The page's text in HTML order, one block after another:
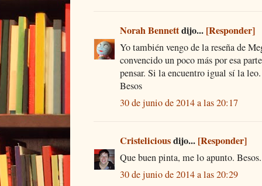
Norah Bennettdijo... [Responder]
Yo también vengo de la reseña de
convencido un poco más por esa
pensar. Si la encuentro igual sí la leo.
Besos
30 de junio de 2014 a las 20:17
Cristeliciousdijo... [Responder]
Que buen pinta, me lo apunto. Besos.
30 de junio de 2014 a las 20:29